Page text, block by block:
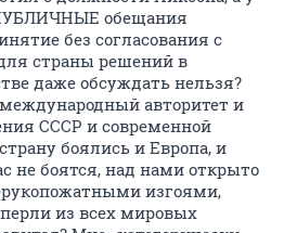
обещания
без согласования с
страны решений в
даже обсуждать нельзя?
авторитет и
СССР и современной
боялись и Европа, и
не боятся, над нами открыто
изгоями,
из всех мировых